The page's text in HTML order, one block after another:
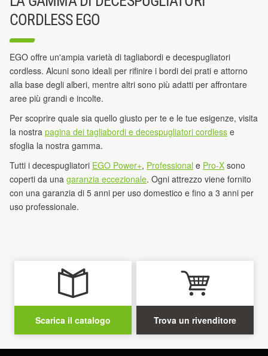
CORDLESS EGO
EGO offre un'ampia varietà di tagliabordi e decespugliatori
cordless. Alcuni sono ideali per rifinire i bordi dei prati e attorno
alla base degli alberi, mentre altri sono più adatti per affrontare
aree più grandi e incolte.
Per scoprire quale sia quello giusto per te e le tue esigenze, visita
la nostra pagina dei tagliabordi e decespugliatori cordless e
sfoglia la nostra gamma.
Tutti i decespugliatori EGO Power+, Professional e Pro-X sono
coperti da una garanzia eccezionale. Ogni attrezzo viene fornito
con una garanzia di 5 anni per uso domestico e fino a 3 anni per
uso professionale.
Scarica il catalogo Trova un rivenditore